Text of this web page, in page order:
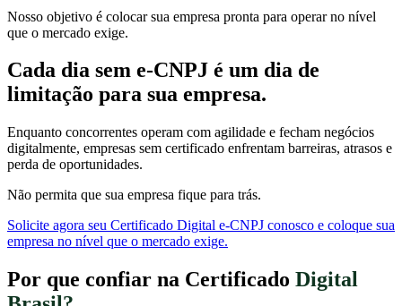
Nosso objetivo é colocar sua empresa pronta para operar no nível
que o mercado exige.
Cada dia sem e-CNPJ é um dia de
limitação para sua empresa.
Enquanto concorrentes operam com agilidade e fecham negócios
digitalmente, empresas sem certificado enfrentam barreiras, atrasos e
perda de oportunidades.
Não permita que sua empresa fique para trás.
Solicite agora seu Certificado Digital e-CNPJ conosco e coloque sua
empresa no nível que o mercado exige.
Por que confiar na Certificado Digital